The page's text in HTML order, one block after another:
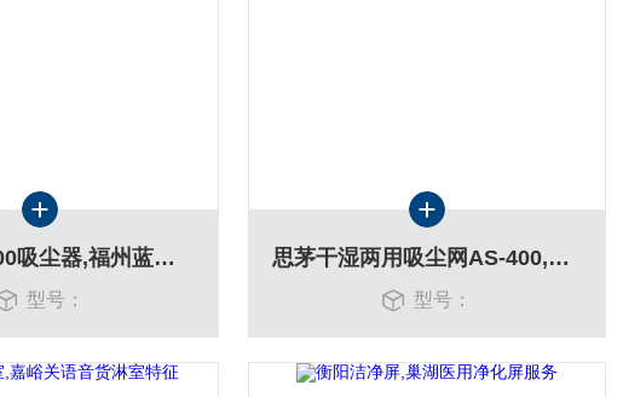
温州CRV-100吸尘器,福州蓝宝无尘室吸尘器批发
型号：
思茅干湿两用吸尘网AS-400,嘉峪关干湿两用工业吸尘器特征
型号：